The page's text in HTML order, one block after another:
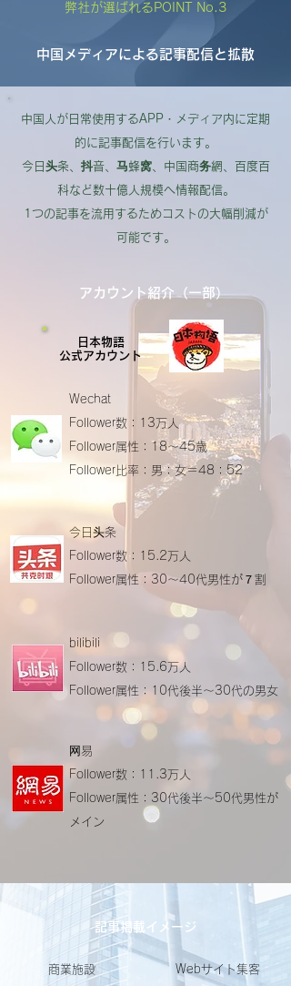
弊社が選ばれるPOINT No.3
中国メディアによる記事配信と拡散
中国人が日常使用するAPP・メディア内に定期
的に記事配信を行います。
今日头条、抖音、马蜂窝、中国商务網、百度百
科など数十億人規模へ情報配信。
1つの記事を流用するためコストの大幅削減が
可能です。
アカウント紹介（一部）
日本物語
公式アカウント
Wechat
Follower数：13万人
Follower属性：18～45歳
Follower比率：男：女＝48：52
今日头条
Follower数：15.2万人
Follower属性：30～40代男性が７割
bilibili
Follower数：15.6万人
Follower属性：10代後半～30代の男女
网易
Follower数：11.3万人
Follower属性：30代後半～50代男性が
メイン
記事掲載イメージ
商業施設
Webサイト集客